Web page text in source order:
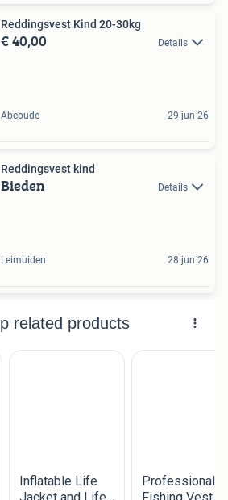
Reddingsvest Kind 20-30kg
€ 40,00 Details
Abcoude 29 jun 26
Reddingsvest kind
Bieden Details
Leimuiden 28 jun 26